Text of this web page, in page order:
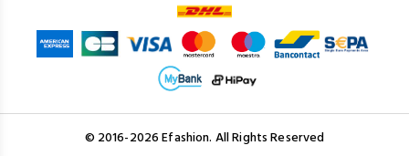
© 2016-2026 Efashion. All Rights Reserved